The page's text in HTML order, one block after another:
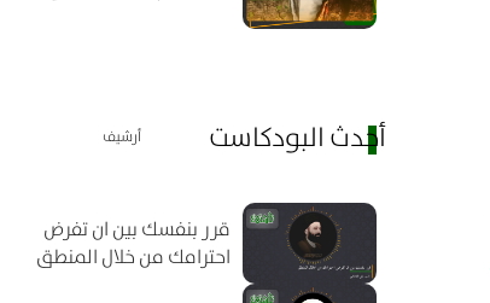
أحدث البودكاست أرشيف
قرر بنفسك بين ان تفرض
احترامك من خلال المنطق